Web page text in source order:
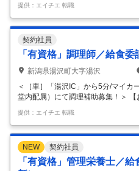
修やマネジメント研修、調理技術
自ら学び成長できる環境を大切にし
約18,000人。 家庭と仕事の両立が
いる方もたくさん活躍しています。
設形態にあわせた調理・栄養士スキ
提供：エイチエ 転職
契約社員
「有資格」調理師／給食
新潟県湯沢町大字湯沢
＜［車］「湯沢IC」から5分/マイカ
堂内配属）にて調理補助募集！＞
修やマネジメント研修、調理技術
自ら学び成長できる環境を大切にし
約18,000人。 家庭と仕事の両立が
いる方もたくさん活躍しています。
設形態にあわせた調理・栄養士スキ
提供：エイチエ 転職
NEW 契約社員
「有資格」管理栄養士／